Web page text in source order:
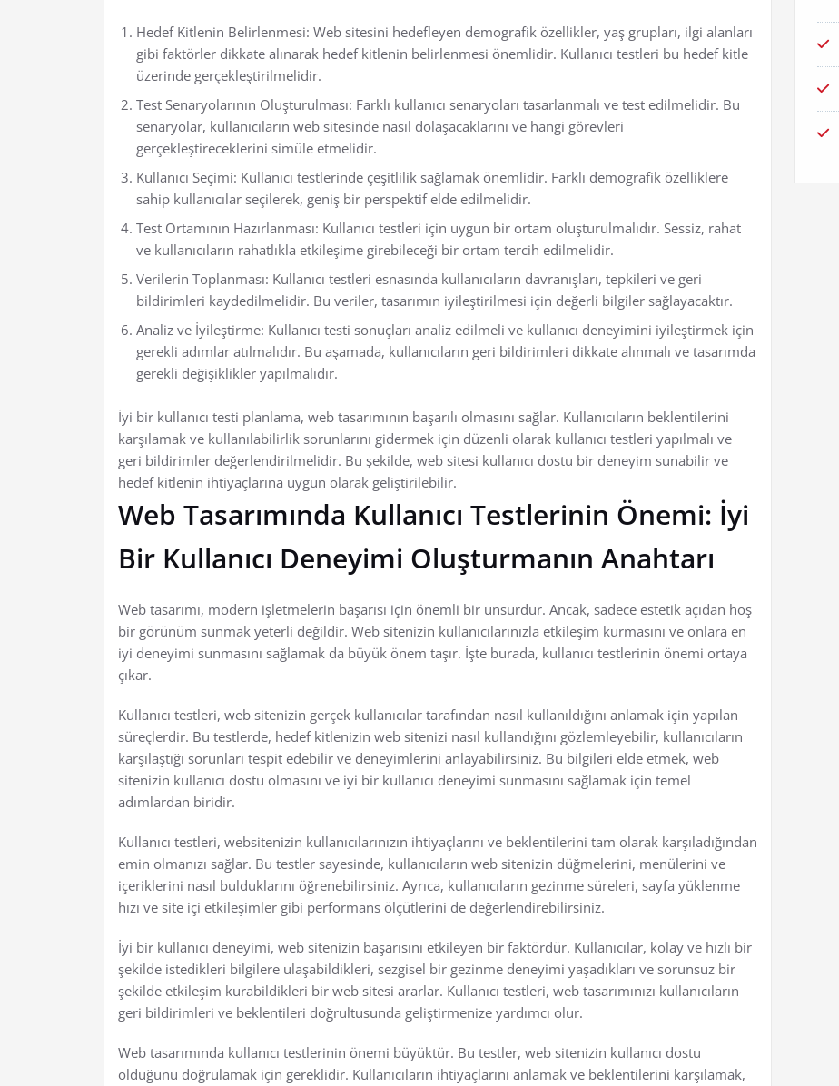
Hedef Kitlenin Belirlenmesi: Web sitesini hedefleyen demografik özellikler, yaş grupları, ilgi alanları
gibi faktörler dikkate alınarak hedef kitlenin belirlenmesi önemlidir. Kullanıcı testleri bu hedef kitle
üzerinde gerçekleştirilmelidir.
Test Senaryolarının Oluşturulması: Farklı kullanıcı senaryoları tasarlanmalı ve test edilmelidir. Bu
senaryolar, kullanıcıların web sitesinde nasıl dolaşacaklarını ve hangi görevleri
gerçekleştireceklerini simüle etmelidir.
Kullanıcı Seçimi: Kullanıcı testlerinde çeşitlilik sağlamak önemlidir. Farklı demografik özelliklere
sahip kullanıcılar seçilerek, geniş bir perspektif elde edilmelidir.
Test Ortamının Hazırlanması: Kullanıcı testleri için uygun bir ortam oluşturulmalıdır. Sessiz, rahat
ve kullanıcıların rahatlıkla etkileşime girebileceği bir ortam tercih edilmelidir.
Verilerin Toplanması: Kullanıcı testleri esnasında kullanıcıların davranışları, tepkileri ve geri
bildirimleri kaydedilmelidir. Bu veriler, tasarımın iyileştirilmesi için değerli bilgiler sağlayacaktır.
Analiz ve İyileştirme: Kullanıcı testi sonuçları analiz edilmeli ve kullanıcı deneyimini iyileştirmek için
gerekli adımlar atılmalıdır. Bu aşamada, kullanıcıların geri bildirimleri dikkate alınmalı ve tasarımda
gerekli değişiklikler yapılmalıdır.
İyi bir kullanıcı testi planlama, web tasarımının başarılı olmasını sağlar. Kullanıcıların beklentilerini
karşılamak ve kullanılabilirlik sorunlarını gidermek için düzenli olarak kullanıcı testleri yapılmalı ve
geri bildirimler değerlendirilmelidir. Bu şekilde, web sitesi kullanıcı dostu bir deneyim sunabilir ve
hedef kitlenin ihtiyaçlarına uygun olarak geliştirilebilir.
Web Tasarımında Kullanıcı Testlerinin Önemi: İyi
Bir Kullanıcı Deneyimi Oluşturmanın Anahtarı
Web tasarımı, modern işletmelerin başarısı için önemli bir unsurdur. Ancak, sadece estetik açıdan hoş
bir görünüm sunmak yeterli değildir. Web sitenizin kullanıcılarınızla etkileşim kurmasını ve onlara en
iyi deneyimi sunmasını sağlamak da büyük önem taşır. İşte burada, kullanıcı testlerinin önemi ortaya
çıkar.
Kullanıcı testleri, web sitenizin gerçek kullanıcılar tarafından nasıl kullanıldığını anlamak için yapılan
süreçlerdir. Bu testlerde, hedef kitlenizin web sitenizi nasıl kullandığını gözlemleyebilir, kullanıcıların
karşılaştığı sorunları tespit edebilir ve deneyimlerini anlayabilirsiniz. Bu bilgileri elde etmek, web
sitenizin kullanıcı dostu olmasını ve iyi bir kullanıcı deneyimi sunmasını sağlamak için temel
adımlardan biridir.
Kullanıcı testleri, websitenizin kullanıcılarınızın ihtiyaçlarını ve beklentilerini tam olarak karşıladığından
emin olmanızı sağlar. Bu testler sayesinde, kullanıcıların web sitenizin düğmelerini, menülerini ve
içeriklerini nasıl bulduklarını öğrenebilirsiniz. Ayrıca, kullanıcıların gezinme süreleri, sayfa yüklenme
hızı ve site içi etkileşimler gibi performans ölçütlerini de değerlendirebilirsiniz.
İyi bir kullanıcı deneyimi, web sitenizin başarısını etkileyen bir faktördür. Kullanıcılar, kolay ve hızlı bir
şekilde istedikleri bilgilere ulaşabildikleri, sezgisel bir gezinme deneyimi yaşadıkları ve sorunsuz bir
şekilde etkileşim kurabildikleri bir web sitesi ararlar. Kullanıcı testleri, web tasarımınızı kullanıcıların
geri bildirimleri ve beklentileri doğrultusunda geliştirmenize yardımcı olur.
Web tasarımında kullanıcı testlerinin önemi büyüktür. Bu testler, web sitenizin kullanıcı dostu
olduğunu doğrulamak için gereklidir. Kullanıcıların ihtiyaçlarını anlamak ve beklentilerini karşılamak,